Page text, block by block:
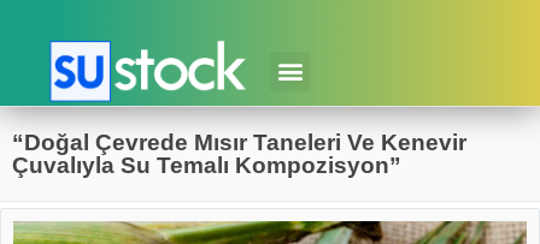
“Doğal Çevrede Mısır Taneleri Ve Kenevir
Çuvalıyla Su Temalı Kompozisyon”